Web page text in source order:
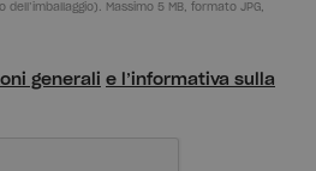
Massimo 5 MB, formato JPG,
generali e l’informativa sulla